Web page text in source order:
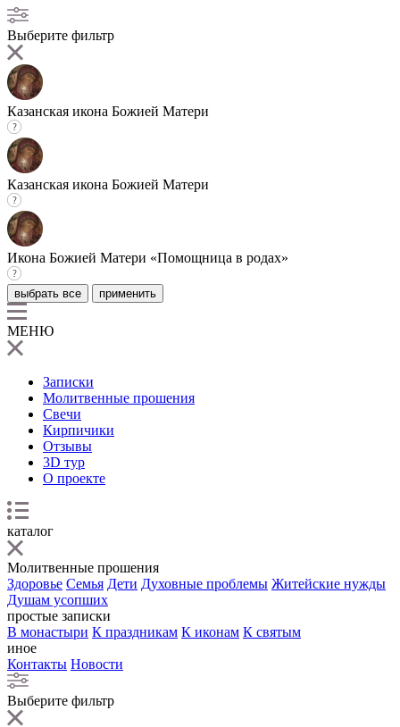
Выберите фильтр
Казанская икона Божией Матери
Казанская икона Божией Матери
Икона Божией Матери «Помощница в родах»
выбрать все применить
МЕНЮ
Записки
Молитвенные прошения
Свечи
Кирпичики
Отзывы
3D тур
О проекте
каталог
Молитвенные прошения
Здоровье Семья Дети Духовные проблемы Житейские нужды
Душам усопших
простые записки
В монастыри К праздникам К иконам К святым
иное
Контакты Новости
Выберите фильтр